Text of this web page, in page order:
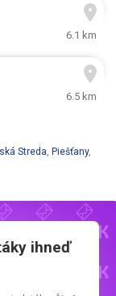
6.1 km
6.5 km
Streda, Piešťany,
ihneď